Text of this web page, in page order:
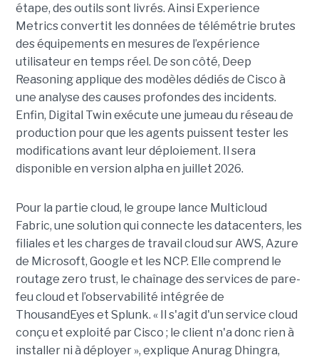
étape, des outils sont livrés. Ainsi Experience
Metrics convertit les données de télémétrie brutes
des équipements en mesures de l’expérience
utilisateur en temps réel. De son côté, Deep
Reasoning applique des modèles dédiés de Cisco à
une analyse des causes profondes des incidents.
Enfin, Digital Twin exécute une jumeau du réseau de
production pour que les agents puissent tester les
modifications avant leur déploiement. Il sera
disponible en version alpha en juillet 2026.
Pour la partie cloud, le groupe lance Multicloud
Fabric, une solution qui connecte les datacenters, les
filiales et les charges de travail cloud sur AWS, Azure
de Microsoft, Google et les NCP. Elle comprend le
routage zero trust, le chaînage des services de pare-
feu cloud et l’observabilité intégrée de
ThousandEyes et Splunk. « Il s'agit d'un service cloud
conçu et exploité par Cisco ; le client n'a donc rien à
installer ni à déployer », explique Anurag Dhingra,